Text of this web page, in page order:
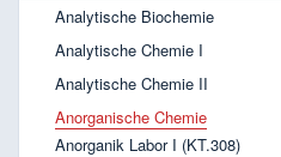
Analytische Biochemie
Analytische Chemie I
Analytische Chemie II
Anorganische Chemie
Anorganik Labor I (KT.308)